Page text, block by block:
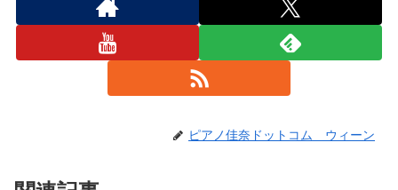
ピアノ佳奈ドットコム ウィーン